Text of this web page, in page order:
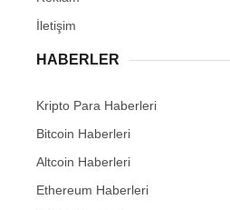
İletişim
HABERLER
Kripto Para Haberleri
Bitcoin Haberleri
Altcoin Haberleri
Ethereum Haberleri